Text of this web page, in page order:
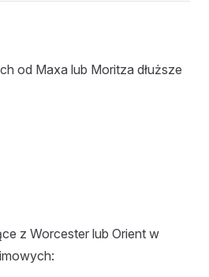
od Maxa lub Moritza dłuższe
z Worcester lub Orient w